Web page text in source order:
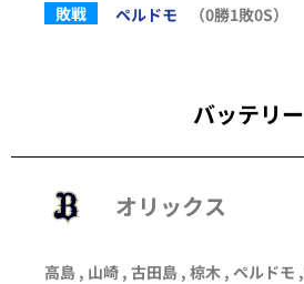
敗戦
ペルドモ （0勝1敗0S）
バッテリー
オリックス
高島 , 山崎 , 古田島 , 椋木 , ペルドモ ,